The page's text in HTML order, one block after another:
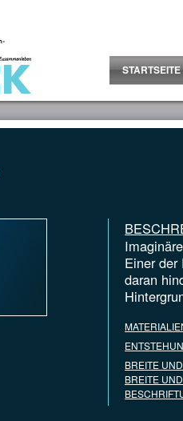
STARTSEITE
Einer
daran
BREITE
BREITE